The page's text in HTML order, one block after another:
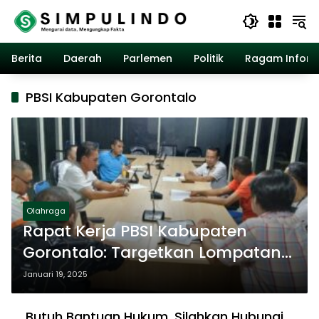
Langsung
konten
Berita
Daerah Parlemen Politik Ragam
PBSI Kabupaten Gorontalo
Olahraga
Rapat Kerja PBSI Kabupaten
Gorontalo: Targetkan Lompatan
Besar di 2025
Januari 19, 2025